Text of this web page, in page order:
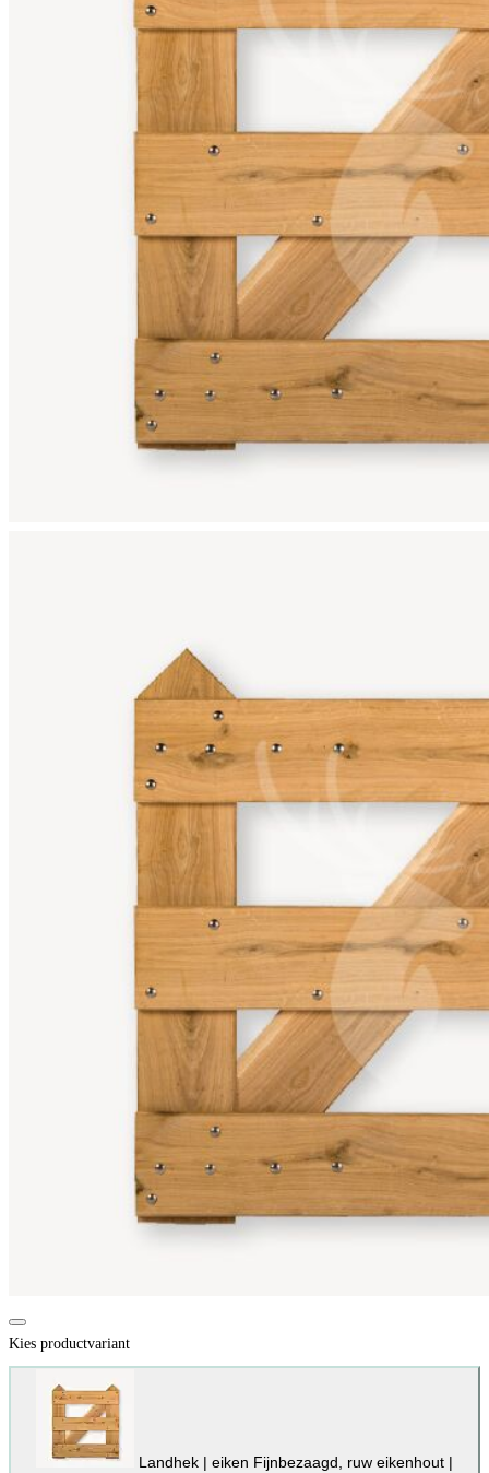
Kies productvariant
Landhek | eiken Fijnbezaagd, ruw eikenhout |